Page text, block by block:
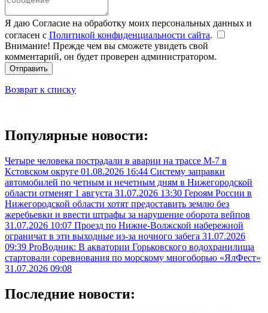
Я даю Согласие на обработку моих персональных данных и
согласен с Политикой конфиденциальности сайта.
Внимание! Прежде чем вы сможете увидеть свой
комментарий, он будет проверен администратором.
Отправить
Возврат к списку
Популярные новости:
Четыре человека пострадали в аварии на трассе М-7 в
Кстовском округе 01.08.2026 16:44 Систему заправки
автомобилей по четным и нечетным дням в Нижегородской
области отменят 1 августа 31.07.2026 13:30 Героям России в
Нижегородской области хотят предоставить землю без
жеребьевки и ввести штрафы за нарушение оборота вейпов
31.07.2026 10:07 Проезд по Нижне-Волжской набережной
ограничат в эти выходные из-за ночного забега 31.07.2026
09:39 ProВодник: В акватории Горьковского водохранилища
стартовали соревнования по морскому многоборью «ЯлФест»
31.07.2026 09:08
Последние новости: